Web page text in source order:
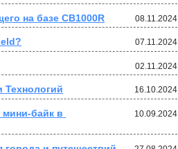
08.11.2024
на базе CB1000R
07.11.2024
02.11.2024
16.10.2024
10.09.2024
байк в